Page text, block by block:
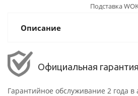
Подставка
Описание
Официальная гарантия
Гарантийное обслуживание 2 года